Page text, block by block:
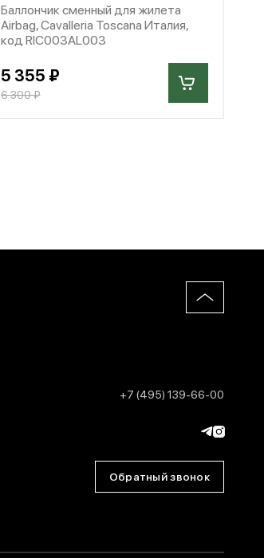
Баллончик сменный для жилета
Airbag, Cavalleria Toscana Италия,
код RIC003AL003
5 355 ₽
6 300 ₽
+7 (495) 139-66-00
Обратный звонок